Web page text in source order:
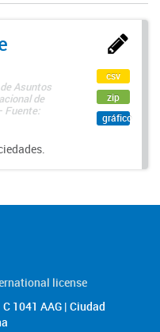
Asuntos
de
Fuente:
csv
zip
gráfico
license
1041 AAG | Ciudad